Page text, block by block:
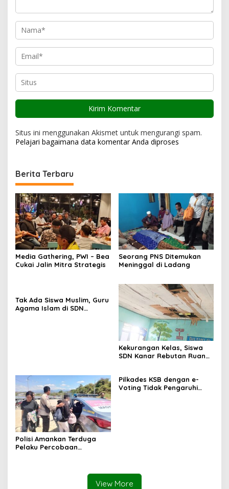
Situs ini menggunakan Akismet untuk mengurangi spam.
Pelajari bagaimana data komentar Anda diproses
Berita Terbaru
Media Gathering, PWI – Bea
Cukai Jalin Mitra Strategis
Seorang PNS Ditemukan
Meninggal di Ladang
Tak Ada Siswa Muslim, Guru
Agama Islam di SDN
Kekurangan Kelas, Siswa
SDN Kanar Rebutan Ruang
Polisi Amankan Terduga
Pelaku Percobaan
Pilkades KSB dengan e-
Voting Tidak Pengaruhi
View More